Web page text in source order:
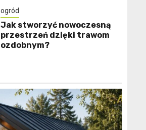
ogród
Jak stworzyć nowoczesną
przestrzeń dzięki trawom
ozdobnym?